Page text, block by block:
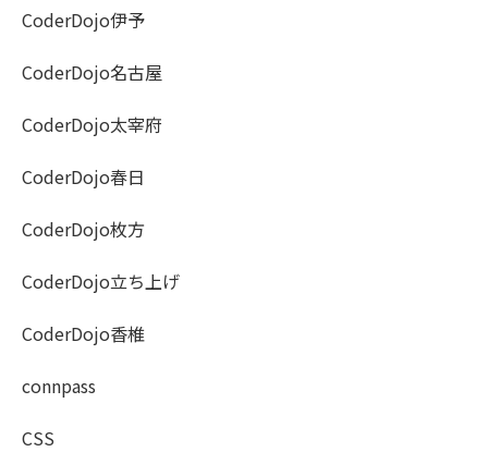
CoderDojo伊予
CoderDojo名古屋
CoderDojo太宰府
CoderDojo春日
CoderDojo枚方
CoderDojo立ち上げ
CoderDojo香椎
connpass
CSS